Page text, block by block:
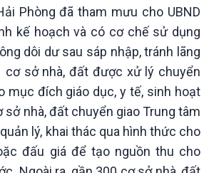
Thế giới
Phòng đã tham mưu cho UBND
kế hoạch và có cơ chế sử dụng
dôi dư sau sáp nhập, tránh lãng
cơ sở nhà, đất được xử lý chuyển
mục đích giáo dục, y tế, sinh hoạt
sở nhà, đất chuyển giao Trung tâm
lý, khai thác qua hình thức cho
đấu giá để tạo nguồn thu cho